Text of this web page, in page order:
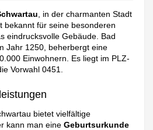
, in der charmanten Stadt
bekannt für seine besonderen
eindrucksvolle Gebäude. Bad
Jahr 1250, beherbergt eine
Einwohnern. Es liegt im PLZ-
Vorwahl 0451.
bietet vielfältige
kann man eineGeburtsurkunde